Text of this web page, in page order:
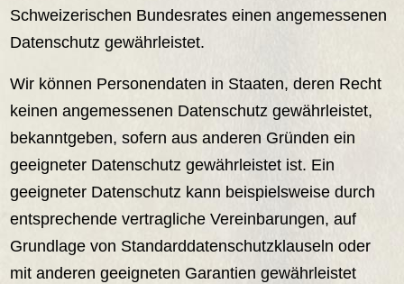
Schweizerischen Bundesrates einen angemessenen
Datenschutz gewährleistet.
Wir können Personendaten in Staaten, deren Recht
keinen angemessenen Datenschutz gewährleistet,
bekanntgeben, sofern aus anderen Gründen ein
geeigneter Datenschutz gewährleistet ist. Ein
geeigneter Datenschutz kann beispielsweise durch
entsprechende vertragliche Vereinbarungen, auf
Grundlage von Standard­datenschutzklauseln oder
mit anderen geeigneten Garantien gewährleistet